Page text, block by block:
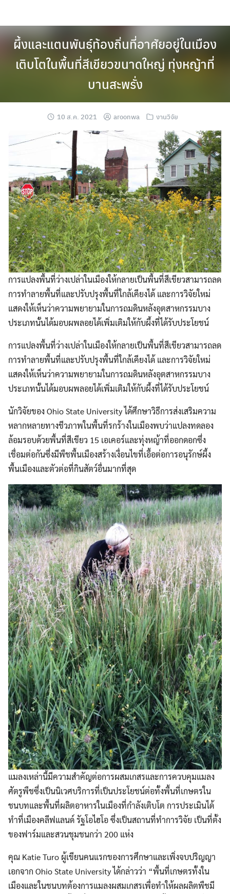
content
ผึ้งและแตนพันธุ์ท้องถิ่นที่อาศัยอยู่ในเมือง
เติบโตในพื้นที่สีเขียวขนาดใหญ่ ทุ่งหญ้าที่
บานสะพรั่ง
10 ส.ค. 2021 aroonwa งานวิจัย
การแปลงพื้นที่ว่างเปล่าในเมืองให้กลายเป็นพื้นที่สีเขียวสามารถลด
การทำลายพื้นที่และปรับปรุงพื้นที่ใกล้เคียงได้ และการวิจัยใหม่
แสดงให้เห็นว่าความพยายามในการถมดินหลังอุตสาหกรรมบาง
ประเภทนั้นได้มอบผพลอยได้เพิ่มเติมให้กับผึ้งที่ได้รับประโยชน์
การแปลงพื้นที่ว่างเปล่าในเมืองให้กลายเป็นพื้นที่สีเขียวสามารถลด
การทำลายพื้นที่และปรับปรุงพื้นที่ใกล้เคียงได้ และการวิจัยใหม่
แสดงให้เห็นว่าความพยายามในการถมดินหลังอุตสาหกรรมบาง
ประเภทนั้นได้มอบผพลอยได้เพิ่มเติมให้กับผึ้งที่ได้รับประโยชน์
นักวิจัยของ Ohio State University ได้ศึกษาวิธีการส่งเสริมความ
หลากหลายทางชีวภาพในพื้นที่รกร้างในเมืองพบว่าแปลงทดลอง
ล้อมรอบด้วยพื้นที่สีเขียว 15 เอเคอร์และทุ่งหญ้าที่ออกดอกซึ่ง
เชื่อมต่อกันซึ่งมีพืชพื้นเมืองสร้างเงื่อนไขที่เอื้อต่อการอนุรักษ์ผึ้ง
พื้นเมืองและตัวต่อที่กินสัตว์อื่นมากที่สุด
แมลงเหล่านี้มีความสำคัญต่อการผสมเกสรและการควบคุมแมลง
ศัตรูพืชซึ่งเป็นนิเวศบริการที่เป็นประโยชน์ต่อทั้งพื้นที่เกษตรใน
ชนบทและพื้นที่ผลิตอาหารในเมืองที่กำลังเติบโต การประเมินได้
ทำที่เมืองคลีฟแลนด์ รัฐโอไฮโอ ซึ่งเป็นสถานที่ทำการวิจัย เป็นที่ตั้ง
ของฟาร์มและสวนชุมชนกว่า 200 แห่ง
คุณ Katie Turo ผู้เขียนคนแรกของการศึกษาและเพิ่งจบปริญญา
เอกจาก Ohio State University ได้กล่าวว่า “พื้นที่เกษตรทั้งใน
เมืองและในชนบทต้องการแมลงผสมเกสรเพื่อทำให้ผลผลิตพืชมี